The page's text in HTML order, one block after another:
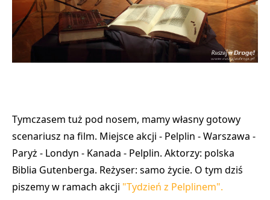
Tymczasem tuż pod nosem, mamy własny gotowy
scenariusz na film. Miejsce akcji - Pelplin - Warszawa -
Paryż - Londyn - Kanada - Pelplin. Aktorzy: polska
Biblia Gutenberga. Reżyser: samo życie. O tym dziś
piszemy w ramach akcji "Tydzień z Pelplinem".